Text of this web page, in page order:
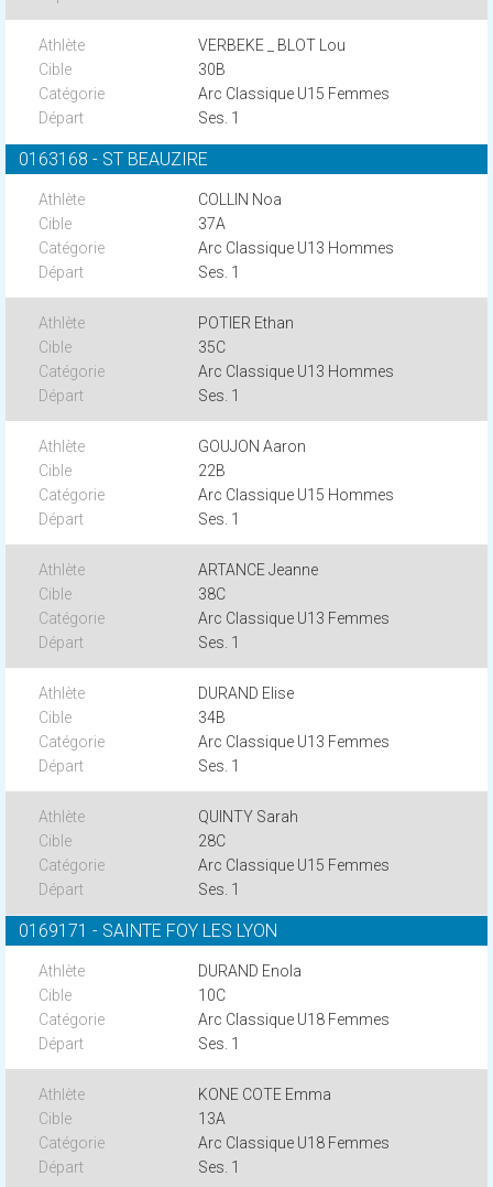
VERBEKE _ BLOT Lou
30B
Arc Classique U15 Femmes
Ses. 1
0163168 - ST BEAUZIRE
COLLIN Noa
37A
Arc Classique U13 Hommes
Ses. 1
POTIER Ethan
35C
Arc Classique U13 Hommes
Ses. 1
GOUJON Aaron
22B
Arc Classique U15 Hommes
Ses. 1
ARTANCE Jeanne
38C
Arc Classique U13 Femmes
Ses. 1
DURAND Elise
34B
Arc Classique U13 Femmes
Ses. 1
QUINTY Sarah
28C
Arc Classique U15 Femmes
Ses. 1
0169171 - SAINTE FOY LES LYON
DURAND Enola
10C
Arc Classique U18 Femmes
Ses. 1
KONE COTE Emma
13A
Arc Classique U18 Femmes
Ses. 1